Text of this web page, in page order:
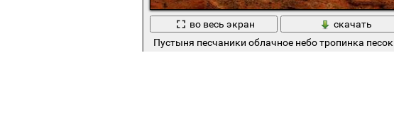
во весь экран
скачать
Пустыня песчаники облачное небо тропинка песок